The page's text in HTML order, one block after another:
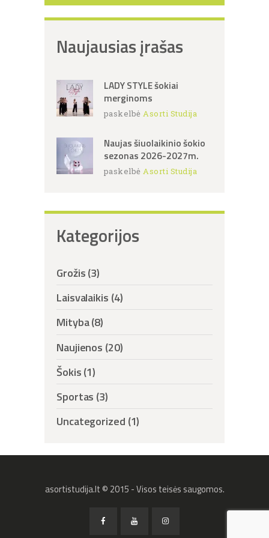
Naujausias įrašas
LADY STYLE šokiai
merginoms
paskelbėAsorti Studija
Naujas šiuolaikinio šokio
sezonas 2026-2027m.
paskelbėAsorti Studija
Kategorijos
Grožis(3)
Laisvalaikis (4)
Mityba(8)
Naujienos (20)
Šokis(1)
Sportas (3)
Uncategorized (1)
asortistudija.lt © 2015 - Visos teisės saugomos.